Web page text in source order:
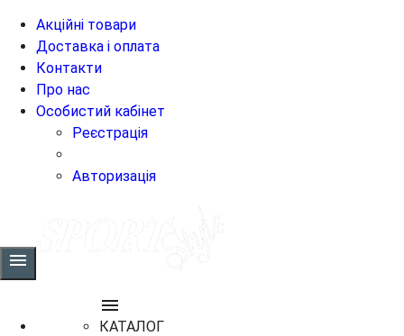
Акційні товари
Доставка і оплата
Контакти
Про нас
Особистий кабінет
Реєстрація
Авторизація
menu
menu
КАТАЛОГ